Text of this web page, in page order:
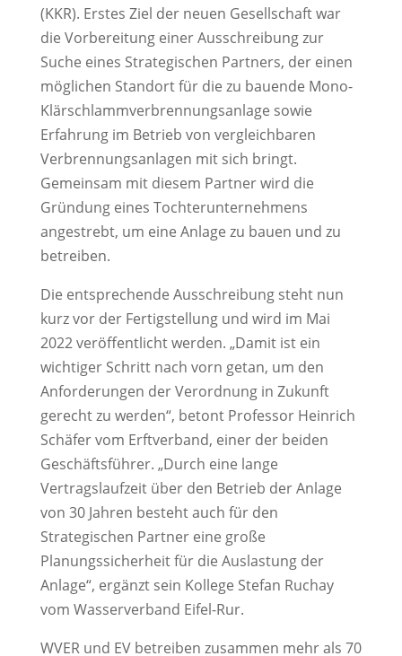
(KKR). Erstes Ziel der neuen Gesellschaft war
die Vorbereitung einer Ausschreibung zur
Suche eines Strategischen Partners, der einen
möglichen Standort für die zu bauende Mono-
Klärschlammverbrennungsanlage sowie
Erfahrung im Betrieb von vergleichbaren
Verbrennungsanlagen mit sich bringt.
Gemeinsam mit diesem Partner wird die
Gründung eines Tochterunternehmens
angestrebt, um eine Anlage zu bauen und zu
betreiben.
Die entsprechende Ausschreibung steht nun
kurz vor der Fertigstellung und wird im Mai
2022 veröffentlicht werden. „Damit ist ein
wichtiger Schritt nach vorn getan, um den
Anforderungen der Verordnung in Zukunft
gerecht zu werden“, betont Professor Heinrich
Schäfer vom Erftverband, einer der beiden
Geschäftsführer. „Durch eine lange
Vertragslaufzeit über den Betrieb der Anlage
von 30 Jahren besteht auch für den
Strategischen Partner eine große
Planungssicherheit für die Auslastung der
Anlage“, ergänzt sein Kollege Stefan Ruchay
vom Wasserverband Eifel-Rur.
WVER und EV betreiben zusammen mehr als 70